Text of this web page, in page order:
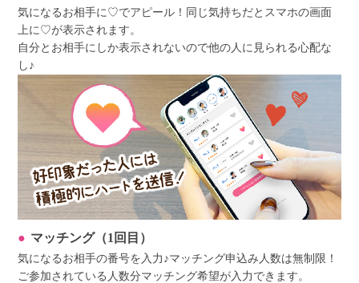
気になるお相手に♡でアピール！同じ気持ちだとスマホの画面
上に♡が表示されます。
自分とお相手にしか表示されないので他の人に見られる心配な
し♪
マッチング（1回目）
気になるお相手の番号を入力♪マッチング申込み人数は無制限！
ご参加されている人数分マッチング希望が入力できます。